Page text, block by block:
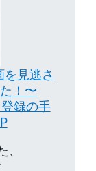
見逃さ
！〜
録の手